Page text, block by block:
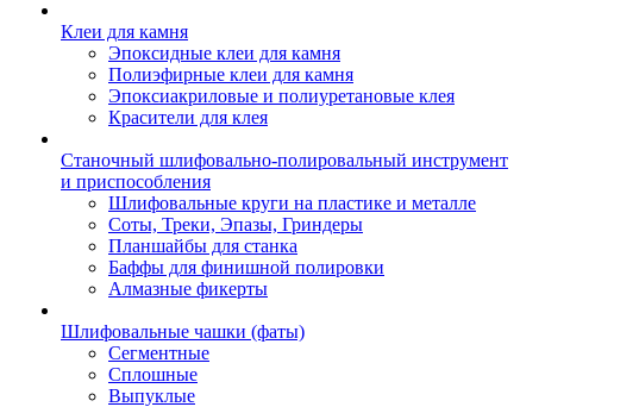
Клеи для камня
Эпоксидные клеи для камня
Полиэфирные клеи для камня
Эпоксиакриловые и полиуретановые клея
Красители для клея
Станочный шлифовально-полировальный инструмент
и приспособления
Шлифовальные круги на пластике и металле
Соты, Треки, Эпазы, Гриндеры
Планшайбы для станка
Баффы для финишной полировки
Алмазные фикерты
Шлифовальные чашки (фаты)
Сегментные
Сплошные
Выпуклые